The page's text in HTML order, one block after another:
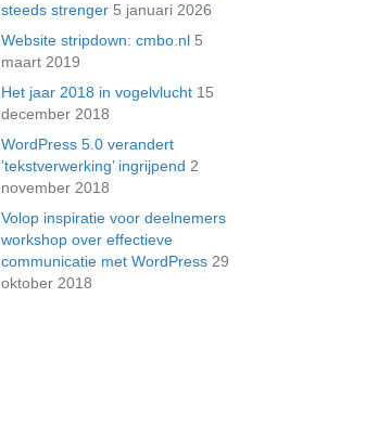
steeds strenger 5 januari 2026
Website stripdown: cmbo.nl 5
maart 2019
Het jaar 2018 in vogelvlucht 15
december 2018
WordPress 5.0 verandert
’tekstverwerking’ ingrijpend 2
november 2018
Volop inspiratie voor deelnemers
workshop over effectieve
communicatie met WordPress 29
oktober 2018